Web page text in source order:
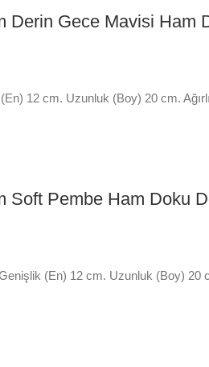
Derin Gece Mavisi Ham
12 cm. Uzunluk (Boy) 20 cm.
Soft Pembe Ham Doku
(En) 12 cm. Uzunluk (Boy) 20